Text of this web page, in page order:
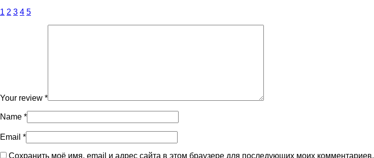
1 2 3 4 5
Your review *
Name *
Email *
Сохранить моё имя, email и адрес сайта в этом браузере для последующих моих комментариев.